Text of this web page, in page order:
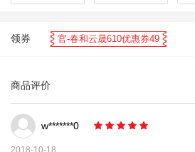
领券 官-春和云晟610优惠券49
商品评价
w*******0
2018-10-18